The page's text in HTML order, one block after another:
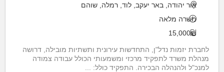
אור יהודה, באר יעקב, לוד, רמלה, שוהם
משרה מלאה
15,000₪
לחברת יזמות נדל"ן, התחדשות עירונית ותשתיות מובילה, דרושה
מנהלת משרד לתפקיד מרכזי ומשמעותי הכולל עבודה צמודה
למנכ"ל ולהנהלה הבכירה. התפקיד כולל: ...